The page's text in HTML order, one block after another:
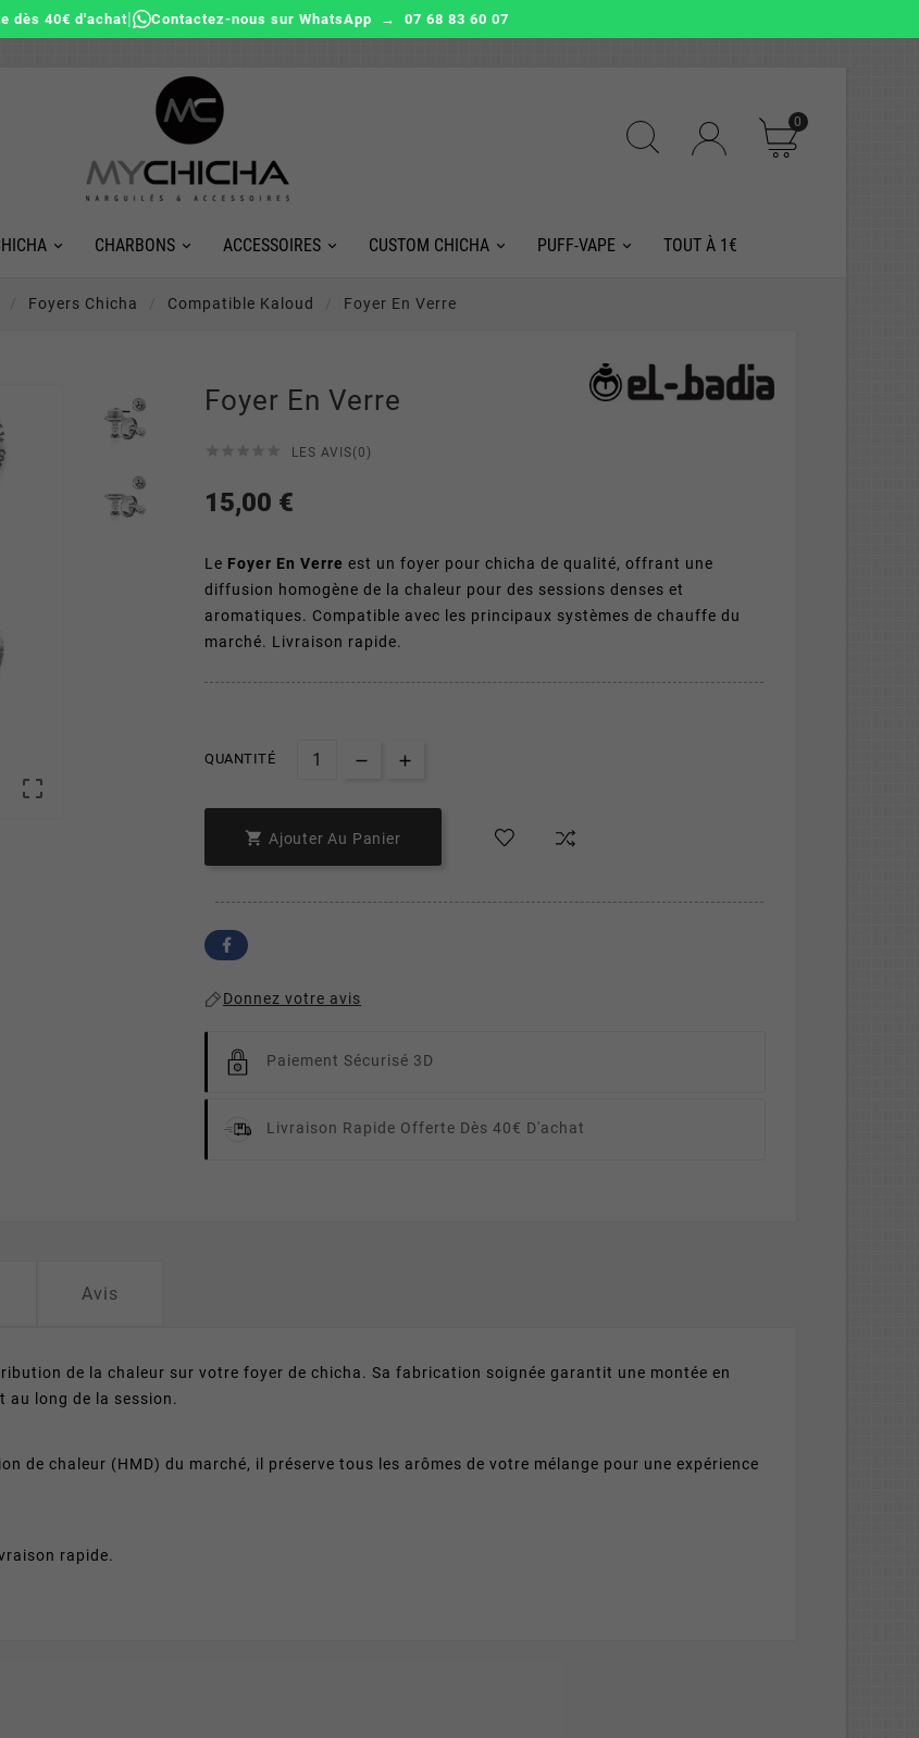
dès 40€ d'achat| Contactez-nous sur WhatsApp → 07 68 83 60 07
0
CHARBONS ACCESSOIRES CUSTOM CHICHA PUFF-VAPE TOUT À 1€
Foyers Chicha Compatible Kaloud Foyer En Verre

Foyer En Verre
LES AVIS(0)
15,00 €
Le Foyer En Verre est un foyer pour chicha de qualité, offrant une
diffusion homogène de la chaleur pour des sessions denses et
aromatiques. Compatible avec les principaux systèmes de chauffe du
marché. Livraison rapide.
QUANTITÉ
 Ajouter Au Panier
Donnez votre avis
Paiement Sécurisé 3D
Livraison Rapide Offerte Dès 40€ D'achat
Avis
de la chaleur sur votre foyer de chicha. Sa fabrication soignée garantit une montée en
au long de la session.
de chaleur (HMD) du marché, il préserve tous les arômes de votre mélange pour une expérience
rapide.